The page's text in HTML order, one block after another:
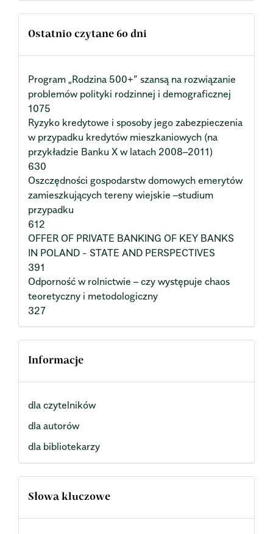
Ostatnio czytane 60 dni
Program „Rodzina 500+” szansą na rozwiązanie
problemów polityki rodzinnej i demograficznej
1075
Ryzyko kredytowe i sposoby jego zabezpieczenia
w przypadku kredytów mieszkaniowych (na
przykładzie Banku X w latach 2008–2011)
630
Oszczędności gospodarstw domowych emerytów
zamieszkujących tereny wiejskie –studium
przypadku
612
OFFER OF PRIVATE BANKING OF KEY BANKS
IN POLAND - STATE AND PERSPECTIVES
391
Odporność w rolnictwie – czy występuje chaos
teoretyczny i metodologiczny
327
Informacje
dla czytelników
dla autorów
dla bibliotekarzy
Słowa kluczowe